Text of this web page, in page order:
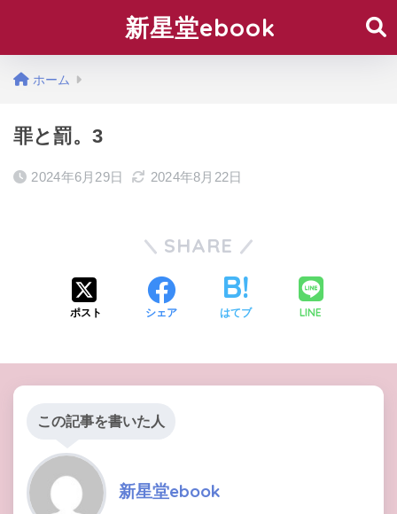
新星堂ebook
ホーム
罪と罰。3
2024年6月29日 2024年8月22日
SHARE
ポスト シェア はてブ LINE
この記事を書いた人
新星堂ebook